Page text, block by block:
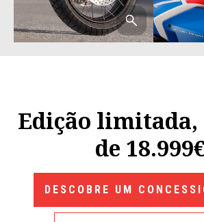
Edição
de
DESCOBRE UM